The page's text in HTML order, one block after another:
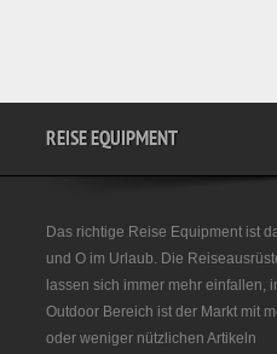
REISE EQUIPMENT
Das richtige Reise Equipment ist
und O im Urlaub. Die
lassen sich immer mehr einfallen,
Outdoor Bereich ist der Markt mit
oder weniger nützlichen Artikeln